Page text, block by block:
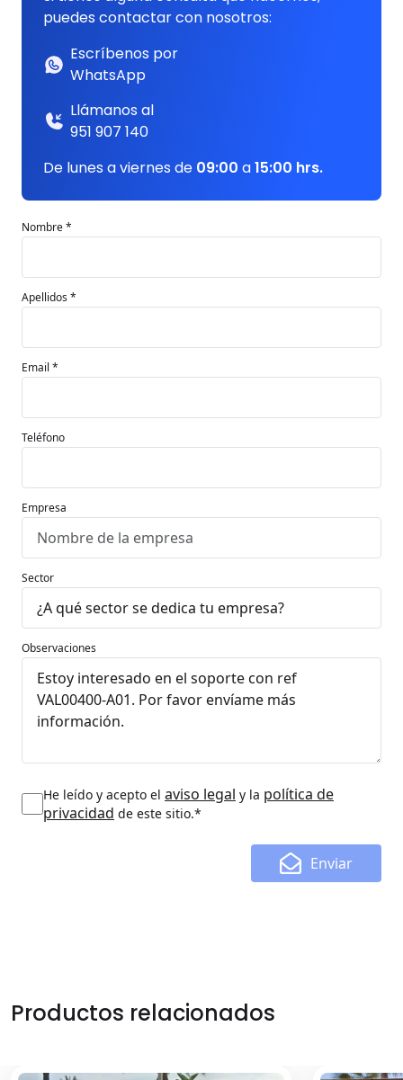
puedes contactar con nosotros:
Escríbenos por
WhatsApp
Llámanos al
951 907 140
De lunes a viernes de 09:00 a15:00 hrs.
Nombre *
Apellidos *
Email *
Teléfono
Empresa
Sector
Observaciones
He leído y acepto el aviso legal y la política de
privacidad de este sitio.*
Enviar
Productos relacionados